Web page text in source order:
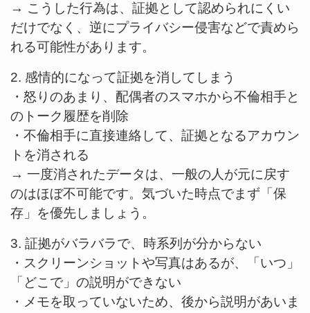
→ こうした行為は、証拠として認められにくい
だけでなく、逆にプライバシー侵害などで責めら
れる可能性があります。
2. 感情的になって証拠を消してしまう
・怒りのあまり、配偶者のスマホから不倫相手と
のトーク履歴を削除
・不倫相手に直接連絡して、証拠となるアカウン
トを消される
→ 一度消されたデータは、一般の人が元に戻す
のはほぼ不可能です。気づいた時点でまず「保
存」を優先しましょう。
3. 証拠がバラバラで、時系列が分からない
・スクリーンショットや写真はあるが、「いつ」
「どこで」の説明ができない
・メモを取っていないため、後から説明があいま